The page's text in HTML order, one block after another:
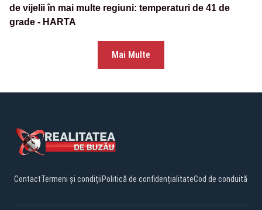
de vijelii în mai multe regiuni: temperaturi de 41 de
grade - HARTA
Mai Multe
ContactTermeni și condițiiPolitică de confidențialitateCod de conduită